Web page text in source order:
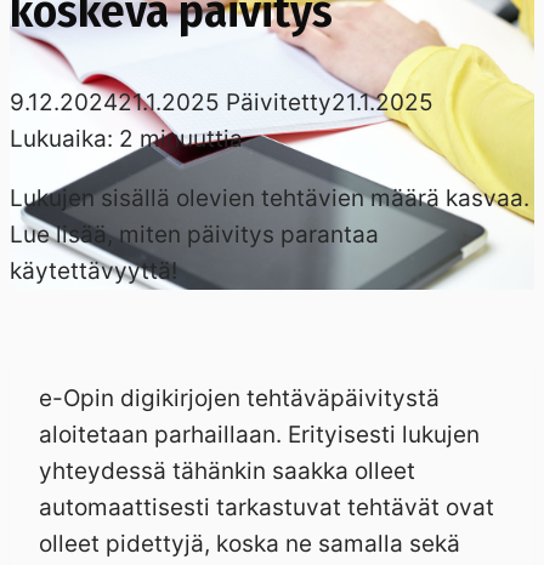
9.12.202421.1.2025 Päivitetty21.1.2025
Lukuaika: 2 minuuttia
Lukujen sisällä olevien tehtävien määrä kasvaa.
Lue lisää, miten päivitys parantaa
käytettävyyttä!
e-Opin digikirjojen tehtäväpäivitystä
aloitetaan parhaillaan. Erityisesti lukujen
yhteydessä tähänkin saakka olleet
automaattisesti tarkastuvat tehtävät ovat
olleet pidettyjä, koska ne samalla sekä